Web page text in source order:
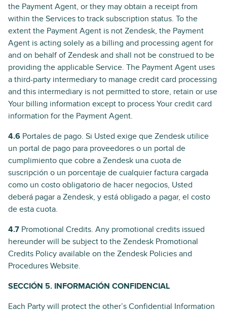
the Payment Agent, or they may obtain a receipt from
within the Services to track subscription status. To the
extent the Payment Agent is not Zendesk, the Payment
Agent is acting solely as a billing and processing agent for
and on behalf of Zendesk and shall not be construed to be
providing the applicable Service. The Payment Agent uses
a third-party intermediary to manage credit card processing
and this intermediary is not permitted to store, retain or use
Your billing information except to process Your credit card
information for the Payment Agent.
4.6 Portales de pago. Si Usted exige que Zendesk utilice
un portal de pago para proveedores o un portal de
cumplimiento que cobre a Zendesk una cuota de
suscripción o un porcentaje de cualquier factura cargada
como un costo obligatorio de hacer negocios, Usted
deberá pagar a Zendesk, y está obligado a pagar, el costo
de esta cuota.
4.7 Promotional Credits. Any promotional credits issued
hereunder will be subject to the Zendesk Promotional
Credits Policy available on the Zendesk Policies and
Procedures Website.
SECCIÓN 5. INFORMACIÓN CONFIDENCIAL
Each Party will protect the other’s Confidential Information